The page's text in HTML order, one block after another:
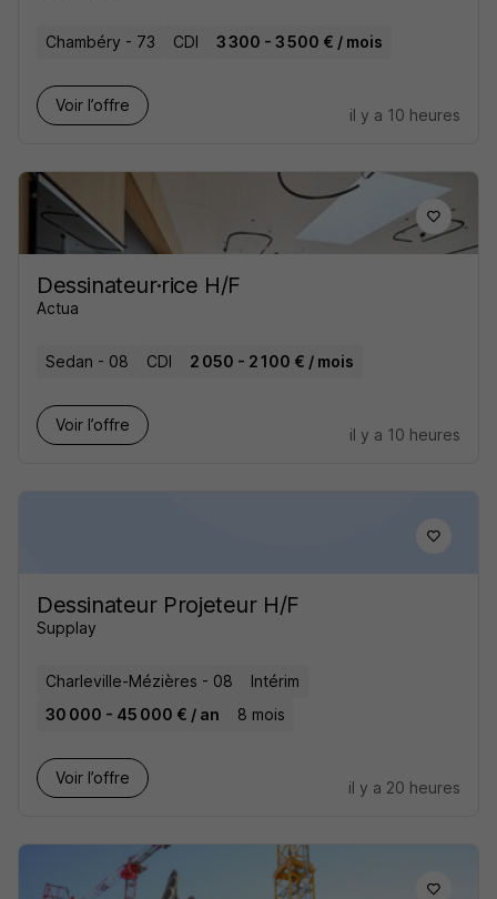
Chambéry - 73 CDI 3 300 - 3 500 € / mois
Voir l’offre
il y a 10 heures
Dessinateur·rice H/F
Actua
Sedan - 08 CDI 2 050 - 2 100 € / mois
Voir l’offre
il y a 10 heures
Dessinateur Projeteur H/F
Supplay
Charleville-Mézières - 08
Intérim
30 000 - 45 000 € / an
8 mois
Voir l’offre
il y a 20 heures